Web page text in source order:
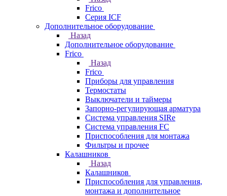
Frico
Серия ICF
Дополнительное оборудование
Назад
Дополнительное оборудование
Frico
Назад
Frico
Приборы для управления
Термостаты
Выключатели и таймеры
Запорно-регулирующая арматура
Система управления SIRe
Система управления FC
Приспособления для монтажа
Фильтры и прочее
Калашников
Назад
Калашников
Приспособления для управления,
монтажа и дополнительное